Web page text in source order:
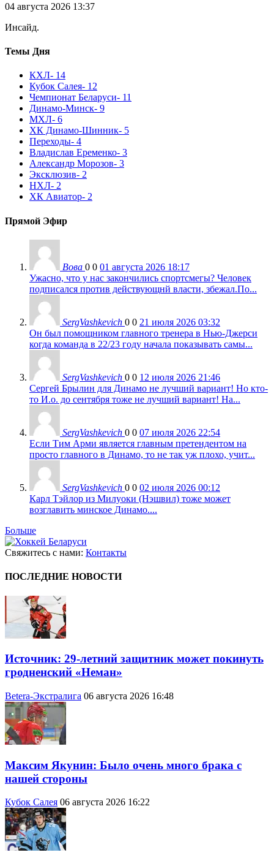
04 августа 2026 13:37
Инсайд.
Темы Дня
КХЛ- 14
Кубок Салея- 12
Чемпионат Беларуси- 11
Динамо-Минск- 9
МХЛ- 6
ХК Динамо-Шинник- 5
Переходы- 4
Владислав Еременко- 3
Александр Морозов- 3
Эксклюзив- 2
НХЛ- 2
ХК Авиатор- 2
Прямой Эфир
Вова 0 0 01 августа 2026 18:17
Ужасно, что у нас закончились спортсмегы? Человек
подписался против действующнй власти, збежал.По...
SergVashkevich 0 0 21 июля 2026 03:32
Он был помощником главного тренера в Нью-Джерси
когда команда в 22/23 году начала показывать самы...
SergVashkevich 0 0 12 июля 2026 21:46
Сергей Брылин для Динамо не лучший вариант! Но кто-
то И.о. до сентября тоже не лучший вариант! На...
SergVashkevich 0 0 07 июля 2026 22:54
Если Тим Арми является главным претендентом на
просто главного в Динамо, то не так уж плохо, учит...
SergVashkevich 0 0 02 июля 2026 00:12
Карл Тэйлор из Милуоки (Нэшвил) тоже может
возглавить минское Динамо....
Больше
Свяжитесь с нами: Контакты
ПОСЛЕДНИЕ НОВОСТИ
Источник: 29-летний защитник может покинуть
гродненский «Неман»
Betera-Экстралига 06 августа 2026 16:48
Максим Якунин: Было очень много брака с
нашей стороны
Кубок Салея 06 августа 2026 16:22